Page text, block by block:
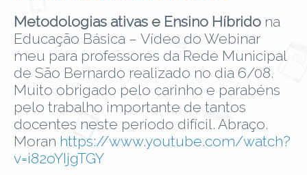
Metodologias ativas e Ensino Híbrido na
Educação Básica – Vídeo do Webinar
meu para professores da Rede Municipal
de São Bernardo realizado no dia 6/08.
Muito obrigado pelo carinho e parabéns
pelo trabalho importante de tantos
docentes neste período difícil. Abraço.
Moran https://www.youtube.com/watch?
v=i82oYIjgTGY